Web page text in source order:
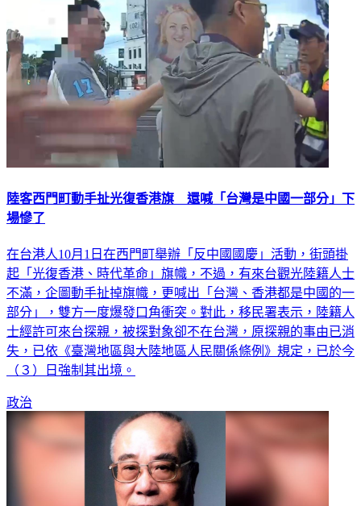
陸客西門町動手扯光復香港旗 還喊「台灣是中國一部分」下
場慘了
在台港人10月1日在西門町舉辦「反中國國慶」活動，街頭掛
起「光復香港、時代革命」旗幟，不過，有來台觀光陸籍人士
不滿，企圖動手扯掉旗幟，更喊出「台灣、香港都是中國的一
部分」，雙方一度爆發口角衝突。對此，移民署表示，陸籍人
士經許可來台探親，被探對象卻不在台灣，原探親的事由已消
失，已依《臺灣地區與大陸地區人民關係條例》規定，已於今
（３）日強制其出境。
政治